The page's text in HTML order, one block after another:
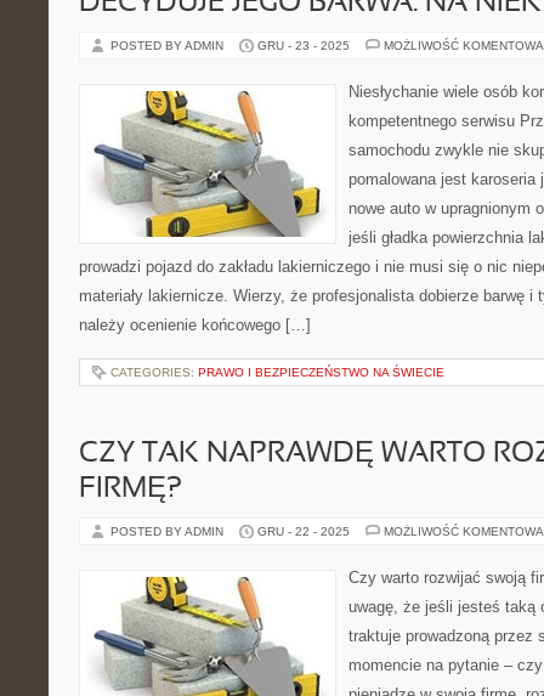
POSTED BY ADMIN GRU - 23 - 2025 MOŻLIWOŚĆ
Niesłychanie wiele osób
kompetentnego serwisu
samochodu zwykle nie
pomalowana jest karoseria
nowe auto w upragnionym
jeśli gładka powierzchnia
prowadzi pojazd do zakładu lakierniczego i nie musi się o nic
materiały lakiernicze. Wierzy, że profesjonalista dobierze barwę i
należy ocenienie końcowego […]
CATEGORIES: PRAWO I BEZPIECZEŃSTWO NA ŚWIECIE
CZY TAK NAPRAWDĘ WARTO
FIRMĘ?
POSTED BY ADMIN GRU - 22 - 2025 MOŻLIWOŚĆ
Czy warto rozwijać swoją
uwagę, że jeśli jesteś taką
traktuje prowadzoną przez
momencie na pytanie –